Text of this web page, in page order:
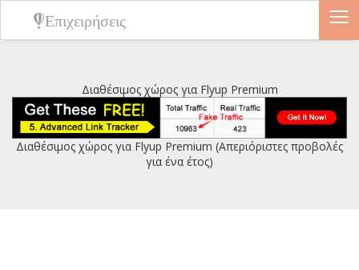
Διαθέσιμος χώρος για Flyup Premium
Διαθέσιμος χώρος για Flyup Premium (Απεριόριστες προβολές
για ένα έτος)
Επιχειρήσεις ≡